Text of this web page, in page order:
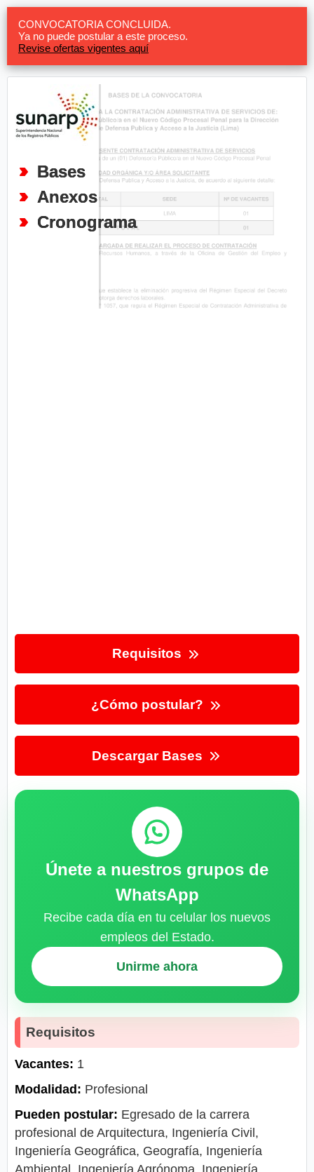
CONVOCATORIA CONCLUIDA.
Ya no puede postular a este proceso.
Revise ofertas vigentes aquí
Bases
Anexos
Cronograma
Requisitos
¿Cómo postular?
Descargar Bases
Únete a nuestros grupos de
WhatsApp
Recibe cada día en tu celular los nuevos
empleos del Estado.
Unirme ahora
Requisitos
Vacantes: 1
Modalidad: Profesional
Pueden postular: Egresado de la carrera
profesional de Arquitectura, Ingeniería Civil,
Ingeniería Geográfica, Geografía, Ingeniería
Ambiental, Ingeniería Agrónoma, Ingeniería